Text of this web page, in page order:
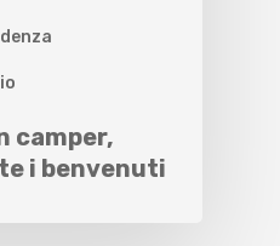
camper,
i benvenuti